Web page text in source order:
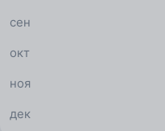
сен
окт
ноя
дек